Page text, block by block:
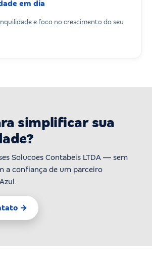
em dia
e foco no crescimento do seu
simplificar sua
Solucoes Contabeis LTDA — sem
a confiança de um parceiro
→